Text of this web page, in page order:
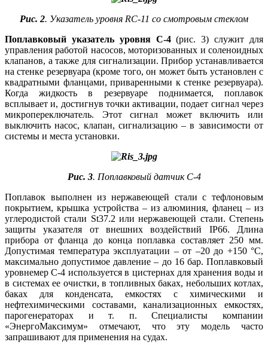
Рис. 2. Указатель уровня RC-11 со смотровым стеклом
Поплавковый указатель уровня С-4(рис. 3) служит для
управления работой насосов, моторизованных и соленоидных
клапанов, а также для сигнализации. Прибор устанавливается
на стенке резервуара (кроме то­го, он может быть установлен с
квадратными фланцами, приваренными к стенке резервуара).
Когда жидкость в резервуаре поднимается, поплавок
всплывает и, достигнув точки активации, подает сигнал через
микропереключатель. Этот сигнал может включить или
выключить насос, клапан, сигнализацию – в зависимости от
системы и места установки.
Рис. 3. Поплавковый датчик С-4
Поплавок выполнен из нержавеющей стали с тефлоновым
покрытием, крышка устройства – из алюминия, фланец – из
углеродистой стали St37.2 или нержавеющей стали. Степень
защиты указателя от внешних воздействий IP66. Длина
прибора от фланца до конца поплавка составляет 250 мм.
Допустимая температура эксплуатации – от –20 до +150 °C,
максимально допустимое давление – до 16 бар. Поплавковый
уровнемер С-4 используется в цистернах для хранения во­ды и
в системах ее очистки, в топливных баках, небольших котлах,
баках для конденсата, емкостях с химическими и
нефтехимическими составами, канализационных емкостях,
парогенераторах и т. п. Специалисты компании
«ЭнергоМаксимум» отмечают, что эту модель часто
запрашивают для применения на судах.